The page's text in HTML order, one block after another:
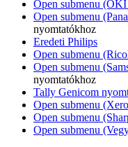
Open submenu
Open submenu
nyomtatókhoz
Eredeti Philips
Open submenu
Open submenu
nyomtatókhoz
Tally Genicom
Open submenu
Open submenu
Open submenu